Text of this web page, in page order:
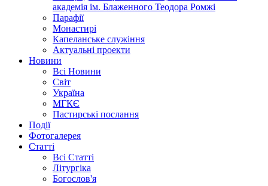
академія ім. Блаженного Теодора Ромжі
Парафії
Монастирі
Капеланське служіння
Актуальні проекти
Новини
Всі Новини
Світ
Україна
МГКЄ
Пастирські послання
Події
Фотогалерея
Статті
Всі Статті
Літургіка
Богослов'я